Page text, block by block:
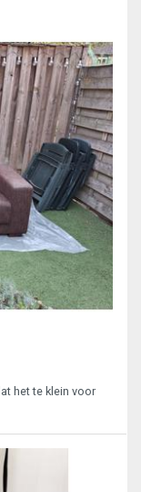
het te klein voor